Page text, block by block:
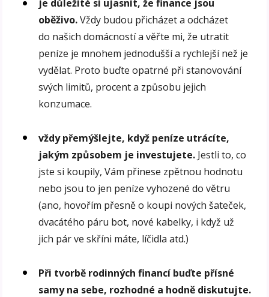
je důležité si ujasnit, že finance jsou
oběživo.Vždy budou přicházet a odcházet
do našich domácností a věřte mi, že utratit
peníze je mnohem jednodušší a rychlejší než je
vydělat. Proto buďte opatrné při stanovování
svých limitů, procent a způsobu jejich
konzumace.
vždy přemýšlejte, když peníze utrácíte,
jakým způsobem je investujete. Jestli to, co
jste si koupily, Vám přinese zpětnou hodnotu
nebo jsou to jen peníze vyhozené do větru
(ano, hovořím přesně o koupi nových šateček,
dvacátého páru bot, nové kabelky, i když už
jich pár ve skříni máte, líčidla atd.)
Při tvorbě rodinných financí buďte přísné
samy na sebe, rozhodné a hodně diskutujte.